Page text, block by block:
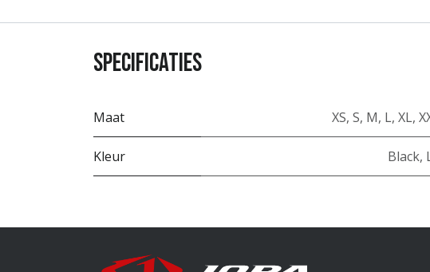
Specificaties
Maat XS, S, M, L, XL,
Kleur Black,